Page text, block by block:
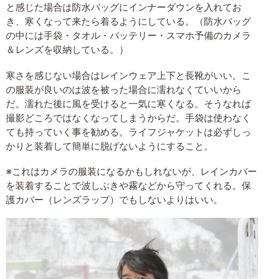
と感じた場合は防水バッグにインナーダウンを入れてお
き、寒くなって来たら着るようにしている。（防水バッグ
の中には手袋・タオル・バッテリー・スマホ予備のカメラ
＆レンズを収納している。）
寒さを感じない場合はレインウェア上下と長靴がいい。こ
の服装が良いのは波を被った場合に濡れなくていいから
だ。濡れた後に風を受けると一気に寒くなる。そうなれば
撮影どころではなくなってしまうからだ。手袋は使わなく
ても持っていく事を勧める。ライフジャケットは必ずしっ
かりと装着して簡単に脱げないようにすること。
※これはカメラの服装になるかもしれないが、レインカバー
を装着することで波しぶきや霧などから守ってくれる。保
護カバー（レンズラップ）でもしないよりはいい。